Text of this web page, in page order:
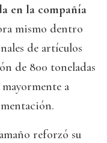
en la compañía
mismo dentro
de artículos
de 800 toneladas
mayormente a
reforzó su